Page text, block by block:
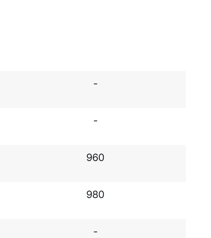
-
-
960
980
-